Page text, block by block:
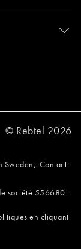
© Rebtel 2026
Sweden , Contact:
société 556680-
en cliquant